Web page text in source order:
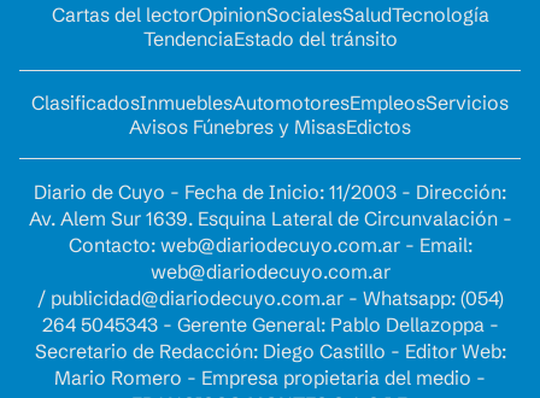
Cartas del lectorOpinionSocialesSaludTecnología
TendenciaEstado del tránsito
ClasificadosInmueblesAutomotoresEmpleosServicios
Avisos Fúnebres y MisasEdictos
Diario de Cuyo - Fecha de Inicio: 11/2003 - Dirección:
Av. Alem Sur 1639. Esquina Lateral de Circunvalación -
Contacto: web@diariodecuyo.com.ar- Email:
web@diariodecuyo.com.ar
/ publicidad@diariodecuyo.com.ar- Whatsapp: (054)
264 5045343 - Gerente General: Pablo Dellazoppa -
Secretario de Redacción: Diego Castillo - Editor Web:
Mario Romero - Empresa propietaria del medio -